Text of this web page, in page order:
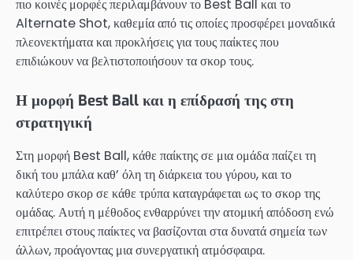
πιο κοινές μορφές περιλαμβάνουν το Best Ball και το
Alternate Shot, καθεμία από τις οποίες προσφέρει μοναδικά
πλεονεκτήματα και προκλήσεις για τους παίκτες που
επιδιώκουν να βελτιστοποιήσουν τα σκορ τους.
Η μορφή Best Ball και η επίδρασή της στη
στρατηγική
Στη μορφή Best Ball, κάθε παίκτης σε μια ομάδα παίζει τη
δική του μπάλα καθ’ όλη τη διάρκεια του γύρου, και το
καλύτερο σκορ σε κάθε τρύπα καταγράφεται ως το σκορ της
ομάδας. Αυτή η μέθοδος ενθαρρύνει την ατομική απόδοση ενώ
επιτρέπει στους παίκτες να βασίζονται στα δυνατά σημεία των
άλλων, προάγοντας μια συνεργατική ατμόσφαιρα.